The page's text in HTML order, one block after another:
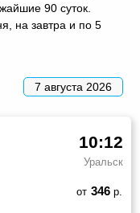
90 суток.
на завтра и по 5
7 августа 2026
10:12
Уральск
от 346р.